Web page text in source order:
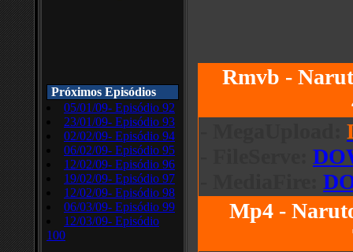
Próximos Episódios
05/01/09- Episódio 92
23/01/09- Episódio 93
02/02/09- Episódio 94
06/02/09- Episódio 95
12/02/09- Episódio 96
19/02/09- Episódio 97
12/02/09- Episódio 98
06/03/09- Episódio 99
12/03/09- Episódio
100
Rmvb -
Mp4 -